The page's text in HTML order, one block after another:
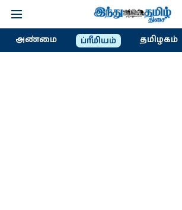
அண்மை ப்ரீமியம் தமிழகம்